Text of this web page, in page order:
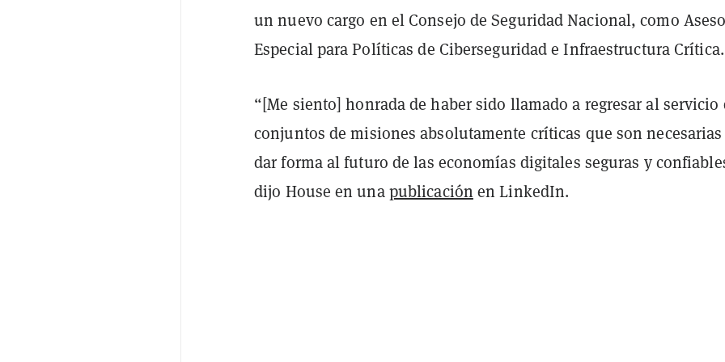
un nuevo cargo en el Consejo de Seguridad Nacional, como
Especial para Políticas de Ciberseguridad e Infraestructura Crítica.
“[Me siento] honrada de haber sido llamado a regresar al servicio
conjuntos de misiones absolutamente críticas que son necesarias
dar forma al futuro de las economías digitales seguras y
dijo House en unapublicación en LinkedIn.